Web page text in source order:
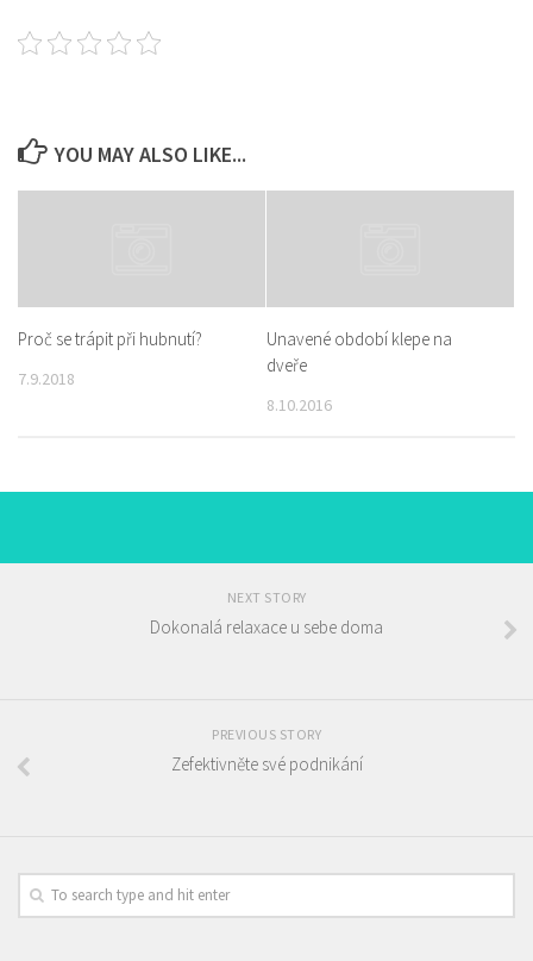
YOU MAY ALSO LIKE...
Proč se trápit při hubnutí?
7.9.2018
Unavené období klepe na
dveře
8.10.2016
NEXT STORY
Dokonalá relaxace u sebe doma
PREVIOUS STORY
Zefektivněte své podnikání